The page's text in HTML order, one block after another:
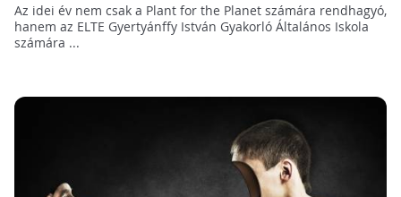
Az idei év nem csak a Plant for the Planet számára rendhagyó,
hanem az ELTE Gyertyánffy István Gyakorló Általános Iskola
számára ...